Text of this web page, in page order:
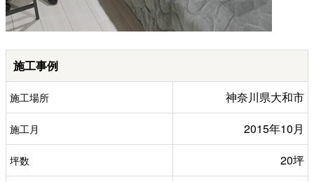
施工事例
施工場所 神奈川県大和市
施工月 2015年10月
坪数 20坪